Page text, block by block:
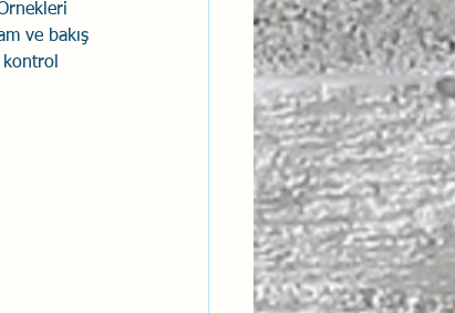
ve bakış
kontrol